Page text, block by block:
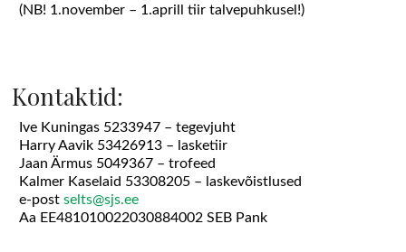
(NB! 1.november – 1.aprill tiir talvepuhkusel!)
Kontaktid:
Ive Kuningas 5233947 – tegevjuht
Harry Aavik 53426913 – lasketiir
Jaan Ärmus 5049367 – trofeed
Kalmer Kaselaid 53308205 – laskevõistlused
e-postselts@sjs.ee
Aa EE481010022030884002 SEB Pank